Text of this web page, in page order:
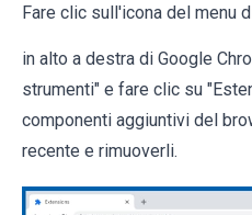
Fare clic sull'icona del menu
in alto a destra di Google
strumenti" e fare clic su
componenti aggiuntivi del
recente e rimuoverli.